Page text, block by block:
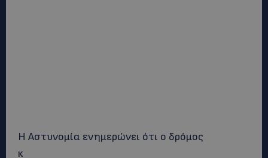
Η Αστυνομία ενημερώνει ότι ο δρόμος
κ